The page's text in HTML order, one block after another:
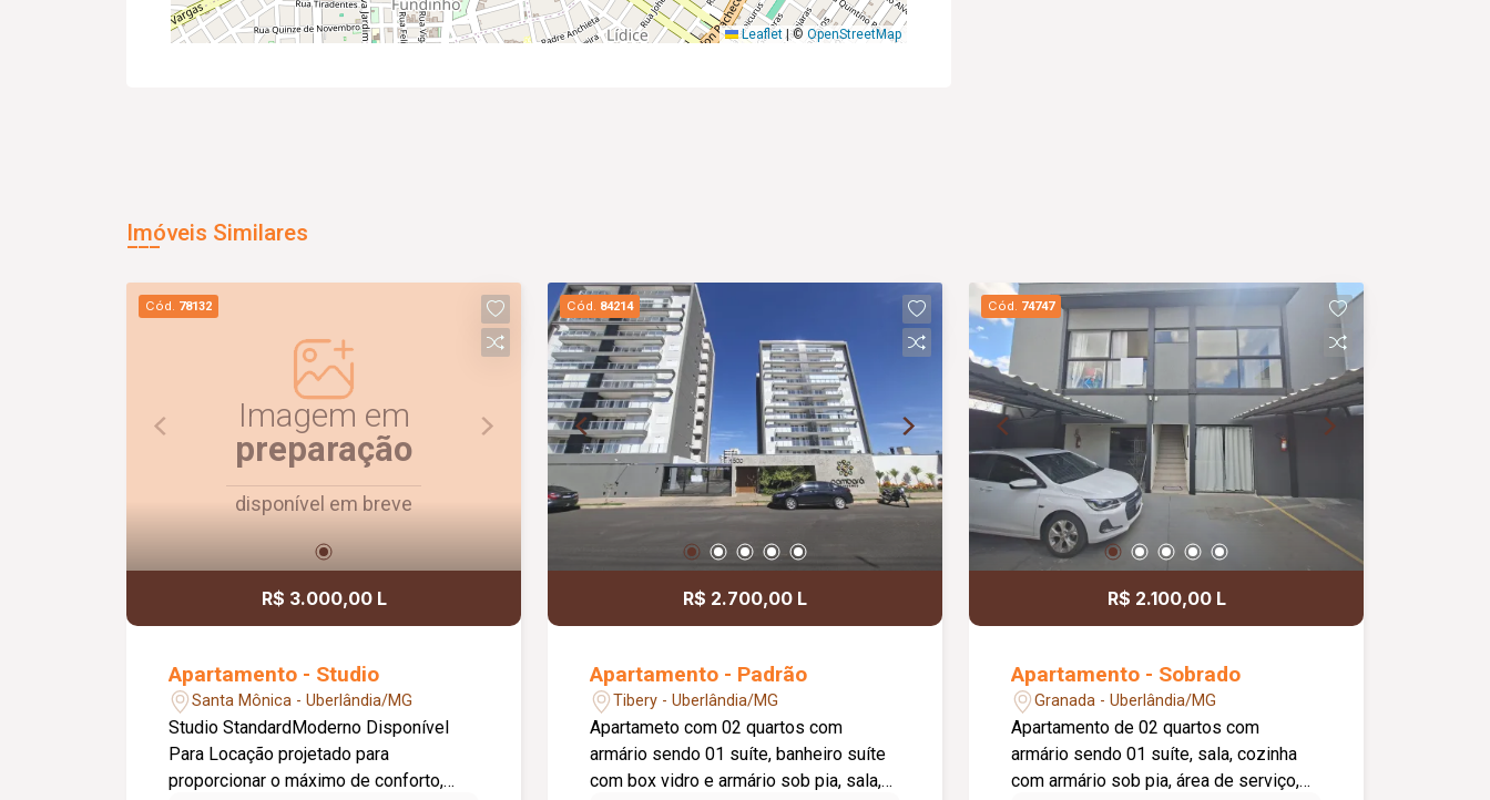
Leaflet |© OpenStreetMap
Imóveis Similares
Cód. 78132
Imagem em
preparação
disponível em breve
R$ 3.000,00 L
Apartamento - Studio
Santa Mônica - Uberlândia/MG
Studio StandardModerno Disponível
Para Locação projetado para
proporcionar o máximo de conforto,
Cód. 84214
R$ 2.700,00 L
Apartamento - Padrão
Tibery - Uberlândia/MG
Apartameto com 02 quartos com
armário sendo 01 suíte, banheiro suíte
com box vidro e armário sob pia, sala,
Cód. 74747
R$ 2.100,00 L
Apartamento - Sobrado
Granada - Uberlândia/MG
Apartamento de 02 quartos com
armário sendo 01 suíte, sala, cozinha
com armário sob pia, área de serviço,